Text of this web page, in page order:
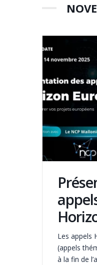
Les appels
(appels
à la fin de